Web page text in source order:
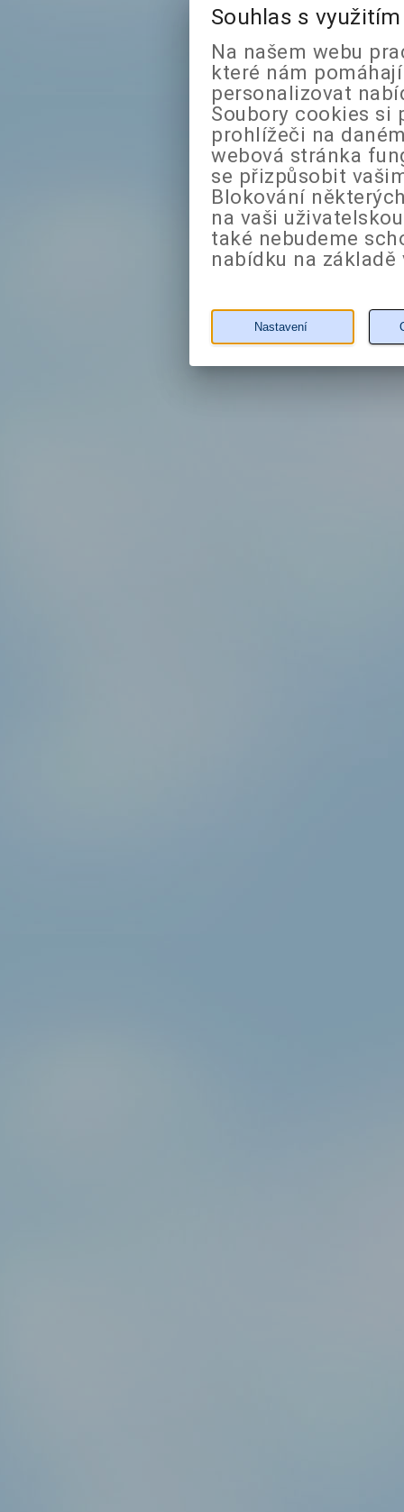
Souhlas s
Na našem webu
které nám
personalizovat
Soubory cookies si
prohlížeči na
webová stránka
se přizpůsobit
Blokování
na vaši
také nebudeme
nabídku na
Nastavení